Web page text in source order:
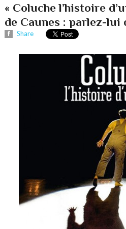
« Coluche l’histoire
de Caunes : parlez-lui
Share